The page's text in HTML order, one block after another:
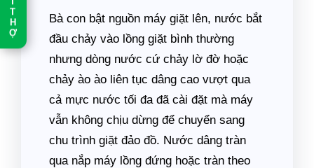
T
T
H
Ợ
Bà con bật nguồn máy giặt lên, nước bắt
đầu chảy vào lồng giặt bình thường
nhưng dòng nước cứ chảy lờ đờ hoặc
chảy ào ào liên tục dâng cao vượt qua
cả mực nước tối đa đã cài đặt mà máy
vẫn không chịu dừng để chuyển sang
chu trình giặt đảo đồ. Nước dâng tràn
qua nắp máy lồng đứng hoặc tràn theo